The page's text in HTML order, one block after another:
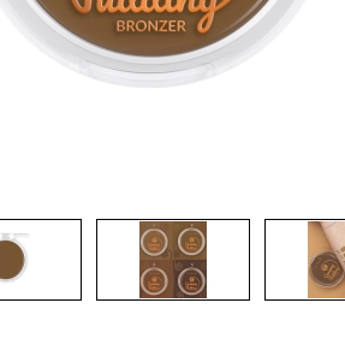
CREAR CUENTA